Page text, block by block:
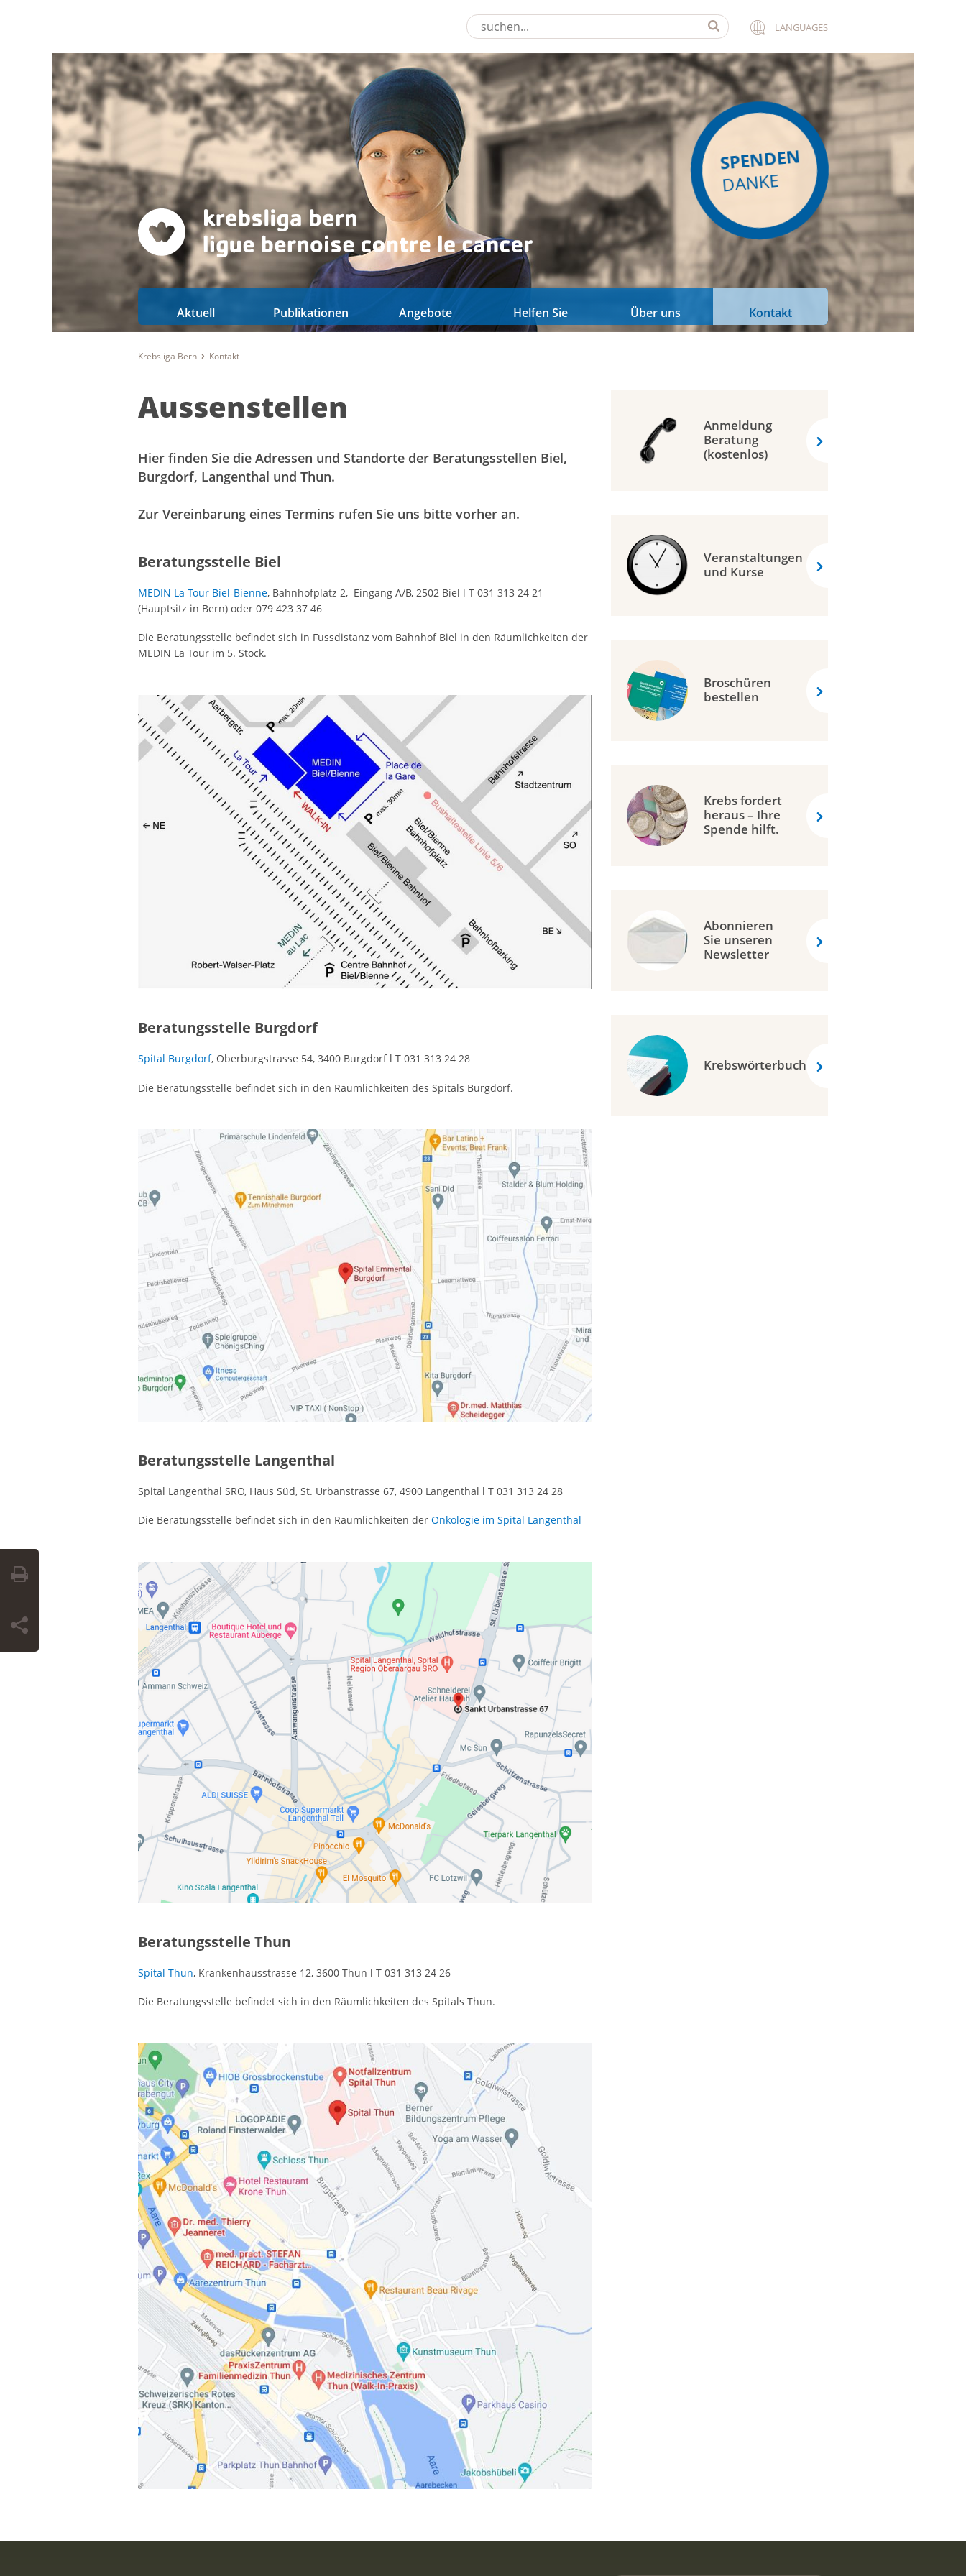
LANGUAGES
SPENDEN
DANKE
Aktuell Publikationen Angebote Helfen Sie Über uns Kontakt
Krebsliga Bern Kontakt
Aussenstellen
Hier finden Sie die Adressen und Standorte der Beratungsstellen Biel,
Burgdorf, Langenthal und Thun.
Zur Vereinbarung eines Termins rufen Sie uns bitte vorher an.
Beratungsstelle Biel
MEDIN La Tour Biel-Bienne, Bahnhofplatz 2, Eingang A/B, 2502 Biel l T 031 313 24 21
(Hauptsitz in Bern) oder 079 423 37 46
Die Beratungsstelle befindet sich in Fussdistanz vom Bahnhof Biel in den Räumlichkeiten der
MEDIN La Tour im 5. Stock.
Beratungsstelle Burgdorf
Spital Burgdorf, Oberburgstrasse 54, 3400 Burgdorf l T 031 313 24 28
Die Beratungsstelle befindet sich in den Räumlichkeiten des Spitals Burgdorf.
Beratungsstelle Langenthal
Spital Langenthal SRO, Haus Süd, St. Urbanstrasse 67, 4900 Langenthal l T 031 313 24 28
Die Beratungsstelle befindet sich in den Räumlichkeiten der Onkologie im Spital Langenthal
Beratungsstelle Thun
Spital Thun, Krankenhausstrasse 12, 3600 Thun l T 031 313 24 26
Die Beratungsstelle befindet sich in den Räumlichkeiten des Spitals Thun.
Anmeldung
Beratung
(kostenlos)
Veranstaltungen
und Kurse
Broschüren
bestellen
Krebs fordert
heraus – Ihre
Spende hilft.
Abonnieren
Sie unseren
Newsletter
Krebswörterbuch